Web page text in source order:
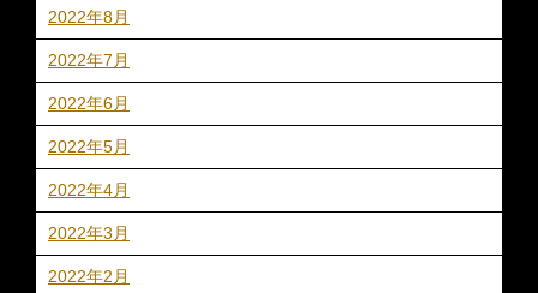
2022年8月
2022年7月
2022年6月
2022年5月
2022年4月
2022年3月
2022年2月